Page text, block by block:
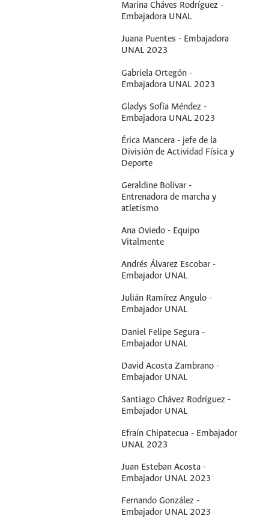
Marina Cháves Rodríguez -
Embajadora UNAL
Juana Puentes - Embajadora
UNAL 2023
Gabriela Ortegón -
Embajadora UNAL 2023
Gladys Sofía Méndez -
Embajadora UNAL 2023
Érica Mancera - jefe de la
División de Actividad Física y
Deporte
Geraldine Bolívar -
Entrenadora de marcha y
atletismo
Ana Oviedo - Equipo
Vitalmente
Andrés Álvarez Escobar -
Embajador UNAL
Julián Ramírez Angulo -
Embajador UNAL
Daniel Felipe Segura -
Embajador UNAL
David Acosta Zambrano -
Embajador UNAL
Santiago Chávez Rodríguez -
Embajador UNAL
Efraín Chipatecua - Embajador
UNAL 2023
Juan Esteban Acosta -
Embajador UNAL 2023
Fernando González -
Embajador UNAL 2023